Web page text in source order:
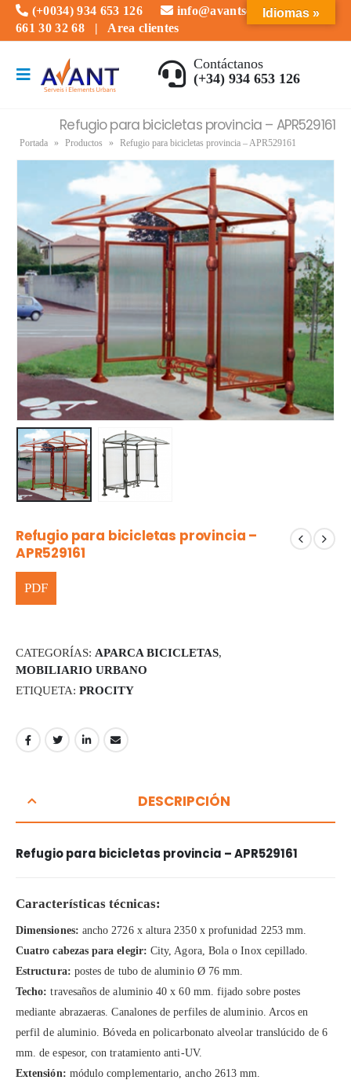
(+0034) 934 653 126
info@avantserveis.com
661 30 32 68 | Area clientes
Contáctanos
(+34) 934 653 126
Refugio para bicicletas provincia – APR529161
Portada » Productos » Refugio para bicicletas provincia – APR529161
Refugio para bicicletas provincia –
APR529161
CATEGORÍAS: APARCA BICICLETAS,
MOBILIARIO URBANO
ETIQUETA: PROCITY
DESCRIPCIÓN
Refugio para bicicletas provincia – APR529161
Características técnicas:
Dimensiones: ancho 2726 x altura 2350 x profunidad 2253 mm.
Cuatro cabezas para elegir: City, Agora, Bola o Inox cepillado.
Estructura: postes de tubo de aluminio Ø 76 mm.
Techo: travesaños de aluminio 40 x 60 mm. fijado sobre postes
mediante abrazaeras. Canalones de perfiles de aluminio. Arcos en
perfil de aluminio. Bóveda en policarbonato alveolar translúcido de 6
mm. de espesor, con tratamiento anti-UV.
Extensión: módulo complementario, ancho 2613 mm.
Idiomas »